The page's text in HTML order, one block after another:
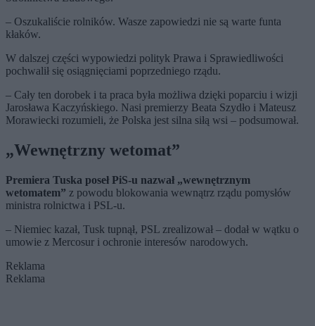
– Oszukaliście rolników. Wasze zapowiedzi nie są warte funta
kłaków.
W dalszej części wypowiedzi polityk Prawa i Sprawiedliwości
pochwalił się osiągnięciami poprzedniego rządu.
– Cały ten dorobek i ta praca była możliwa dzięki poparciu i wizji
Jarosława Kaczyńskiego. Nasi premierzy Beata Szydło i Mateusz
Morawiecki rozumieli, że Polska jest silna siłą wsi – podsumował.
„Wewnętrzny wetomat”
Premiera Tuska poseł PiS-u nazwał „wewnętrznym
wetomatem” z powodu blokowania wewnątrz rządu pomysłów
ministra rolnictwa i PSL-u.
– Niemiec kazał, Tusk tupnął, PSL zrealizował – dodał w wątku o
umowie z Mercosur i ochronie interesów narodowych.
Reklama
Reklama